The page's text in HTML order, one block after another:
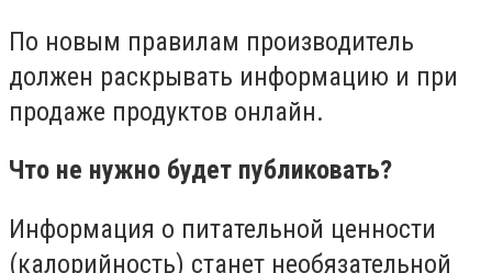
По новым правилам производитель
должен раскрывать информацию и при
продаже продуктов онлайн.
Что не нужно будет публиковать?
Информация о питательной ценности
(калорийность) станет необязательной